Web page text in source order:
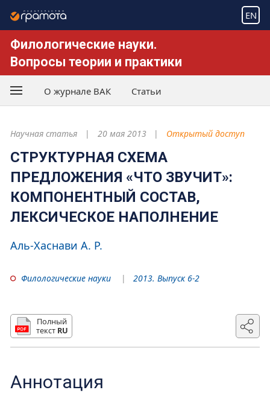
EN
Филологические науки.
Вопросы теории и практики
О журнале ВАК Статьи
Научная статья 20 мая 2013 Открытый доступ
СТРУКТУРНАЯ СХЕМА
ПРЕДЛОЖЕНИЯ «ЧТО ЗВУЧИТ»:
КОМПОНЕНТНЫЙ СОСТАВ,
ЛЕКСИЧЕСКОЕ НАПОЛНЕНИЕ
Аль-Хаснави А. Р.
Филологические науки 2013. Выпуск 6-2
Полный
текст RU
Аннотация